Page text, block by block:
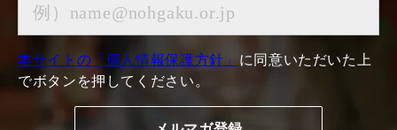
本サイトの「個人情報保護方針」 に同意いただいた上
でボタンを押してください。